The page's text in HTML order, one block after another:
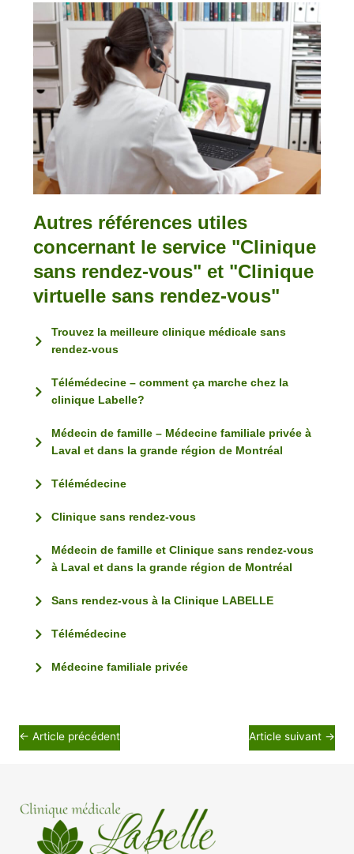
Autres références utiles
concernant le service "Clinique
sans rendez-vous" et "Clinique
virtuelle sans rendez-vous"
Trouvez la meilleure clinique médicale sans
rendez-vous
Télémédecine – comment ça marche chez la
clinique Labelle?
Médecin de famille – Médecine familiale privée à
Laval et dans la grande région de Montréal
Télémédecine
Clinique sans rendez-vous
Médecin de famille et Clinique sans rendez-vous
à Laval et dans la grande région de Montréal
Sans rendez-vous à la Clinique LABELLE
Télémédecine
Médecine familiale privée
← Article précédent Article suivant →